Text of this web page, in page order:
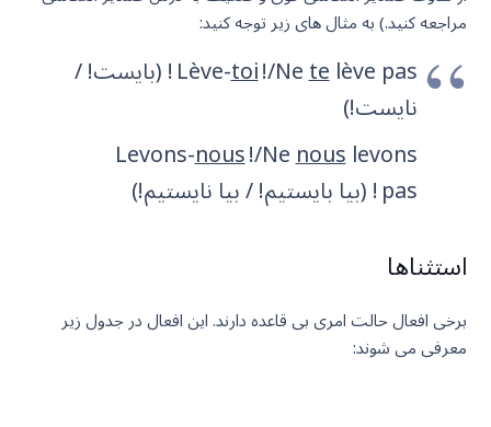
مراجعه کنید.) به مثال های زیر توجه کنید:
Lève-toi!/Nete
lève pas ! (بایست! /
نایست!)
Levons-nous!/Nenouslevons
pas ! (بیا بایستیم! / بیا نایستیم!)
استثناها
برخی افعال حالت امری بی قاعده دارند. این افعال در جدول زیر
معرفی می شوند: